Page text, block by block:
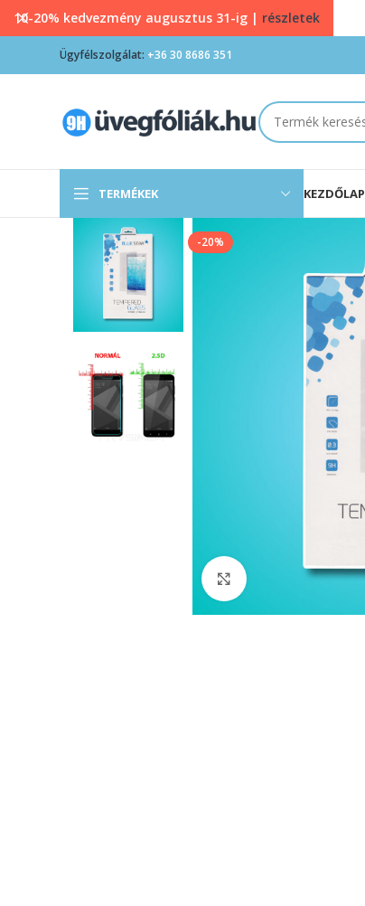
Ügyfélszolgálat: +36 30 8686 351
TERMÉKEK KEZDŐLAP
-20%
10-20% kedvezmény augusztus 31-ig | részletek